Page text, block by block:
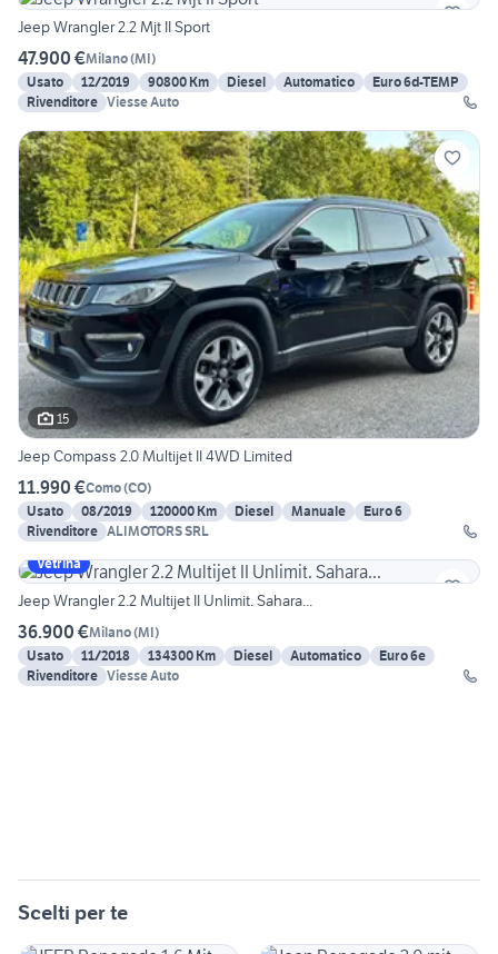
Jeep Wrangler 2.2 Mjt II Sport
47.900 €Milano(MI)
Usato
12/2019 90800 Km Diesel Automatico
Euro 6d-TEMP
Rivenditore Viesse Auto
15
Jeep Compass 2.0 Multijet II 4WD Limited
11.990 €Como(CO)
Usato
08/2019 120000 Km Diesel Manuale
Euro 6
Rivenditore ALIMOTORS SRL
Vetrina
Jeep Wrangler 2.2 Multijet II Unlimit. Sahara...
36.900 €Milano(MI)
Usato
11/2018 134300 Km Diesel Automatico
Euro 6e
Rivenditore Viesse Auto
Scelti per te